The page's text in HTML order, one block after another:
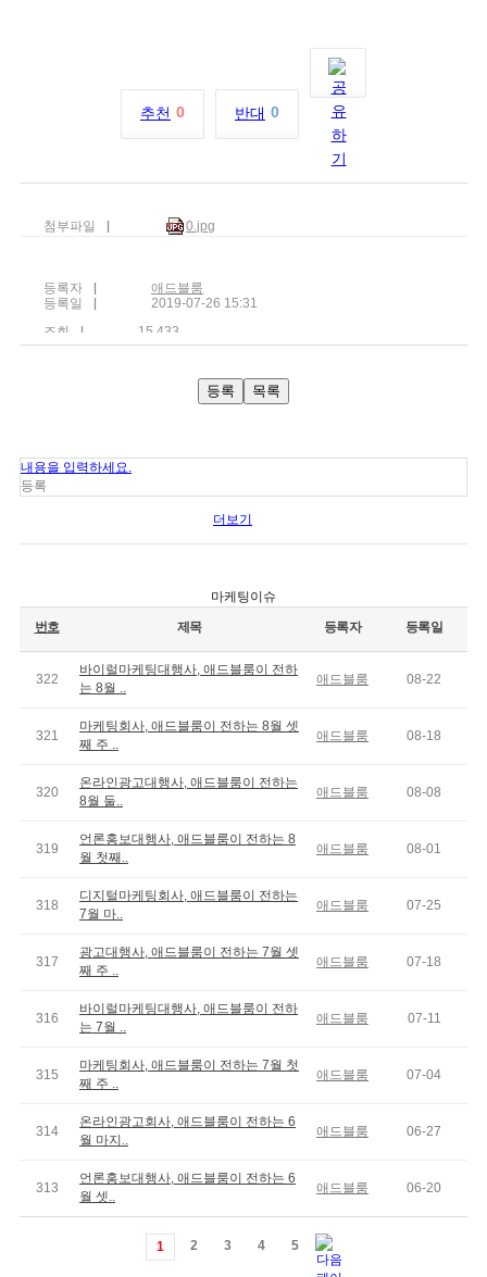
추천 0 반대 0
첨부파일 0.jpg
등록자
애드블룸
등록일
2019-07-26 15:31
조회
15,433
등록 목록
내용을 입력하세요.
등록
더보기
마케팅이슈
번호
제목 등록자 등록일
322
바이럴마케팅대행사, 애드블룸이 전하
는 8월 ..
애드블룸 08-22
321
마케팅회사, 애드블룸이 전하는 8월 셋
째 주 ..
애드블룸 08-18
320
온라인광고대행사, 애드블룸이 전하는
8월 둘..
애드블룸 08-08
319
언론홍보대행사, 애드블룸이 전하는 8
월 첫째..
애드블룸 08-01
318
디지털마케팅회사, 애드블룸이 전하는
7월 마..
애드블룸 07-25
317
광고대행사, 애드블룸이 전하는 7월 셋
째 주 ..
애드블룸 07-18
316
바이럴마케팅대행사, 애드블룸이 전하
는 7월 ..
애드블룸 07-11
315
마케팅회사, 애드블룸이 전하는 7월 첫
째 주 ..
애드블룸 07-04
314
온라인광고회사, 애드블룸이 전하는 6
월 마지..
애드블룸 06-27
313
언론홍보대행사, 애드블룸이 전하는 6
월 셋..
애드블룸 06-20
1 2 3 4 5